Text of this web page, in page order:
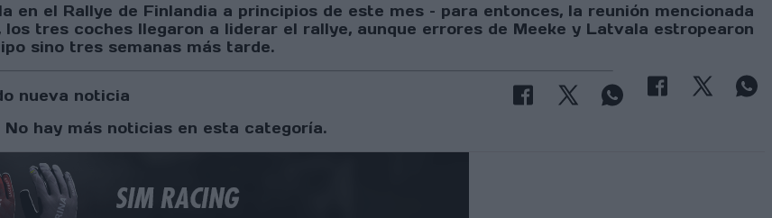
en el Rallye de Finlandia a principios de este mes – para entonces, la reunión mencionada
tres coches llegaron a liderar el rallye, aunque errores de Meeke y Latvala estropearon
sino tres semanas más tarde.
nueva noticia
No hay más noticias en esta categoría.